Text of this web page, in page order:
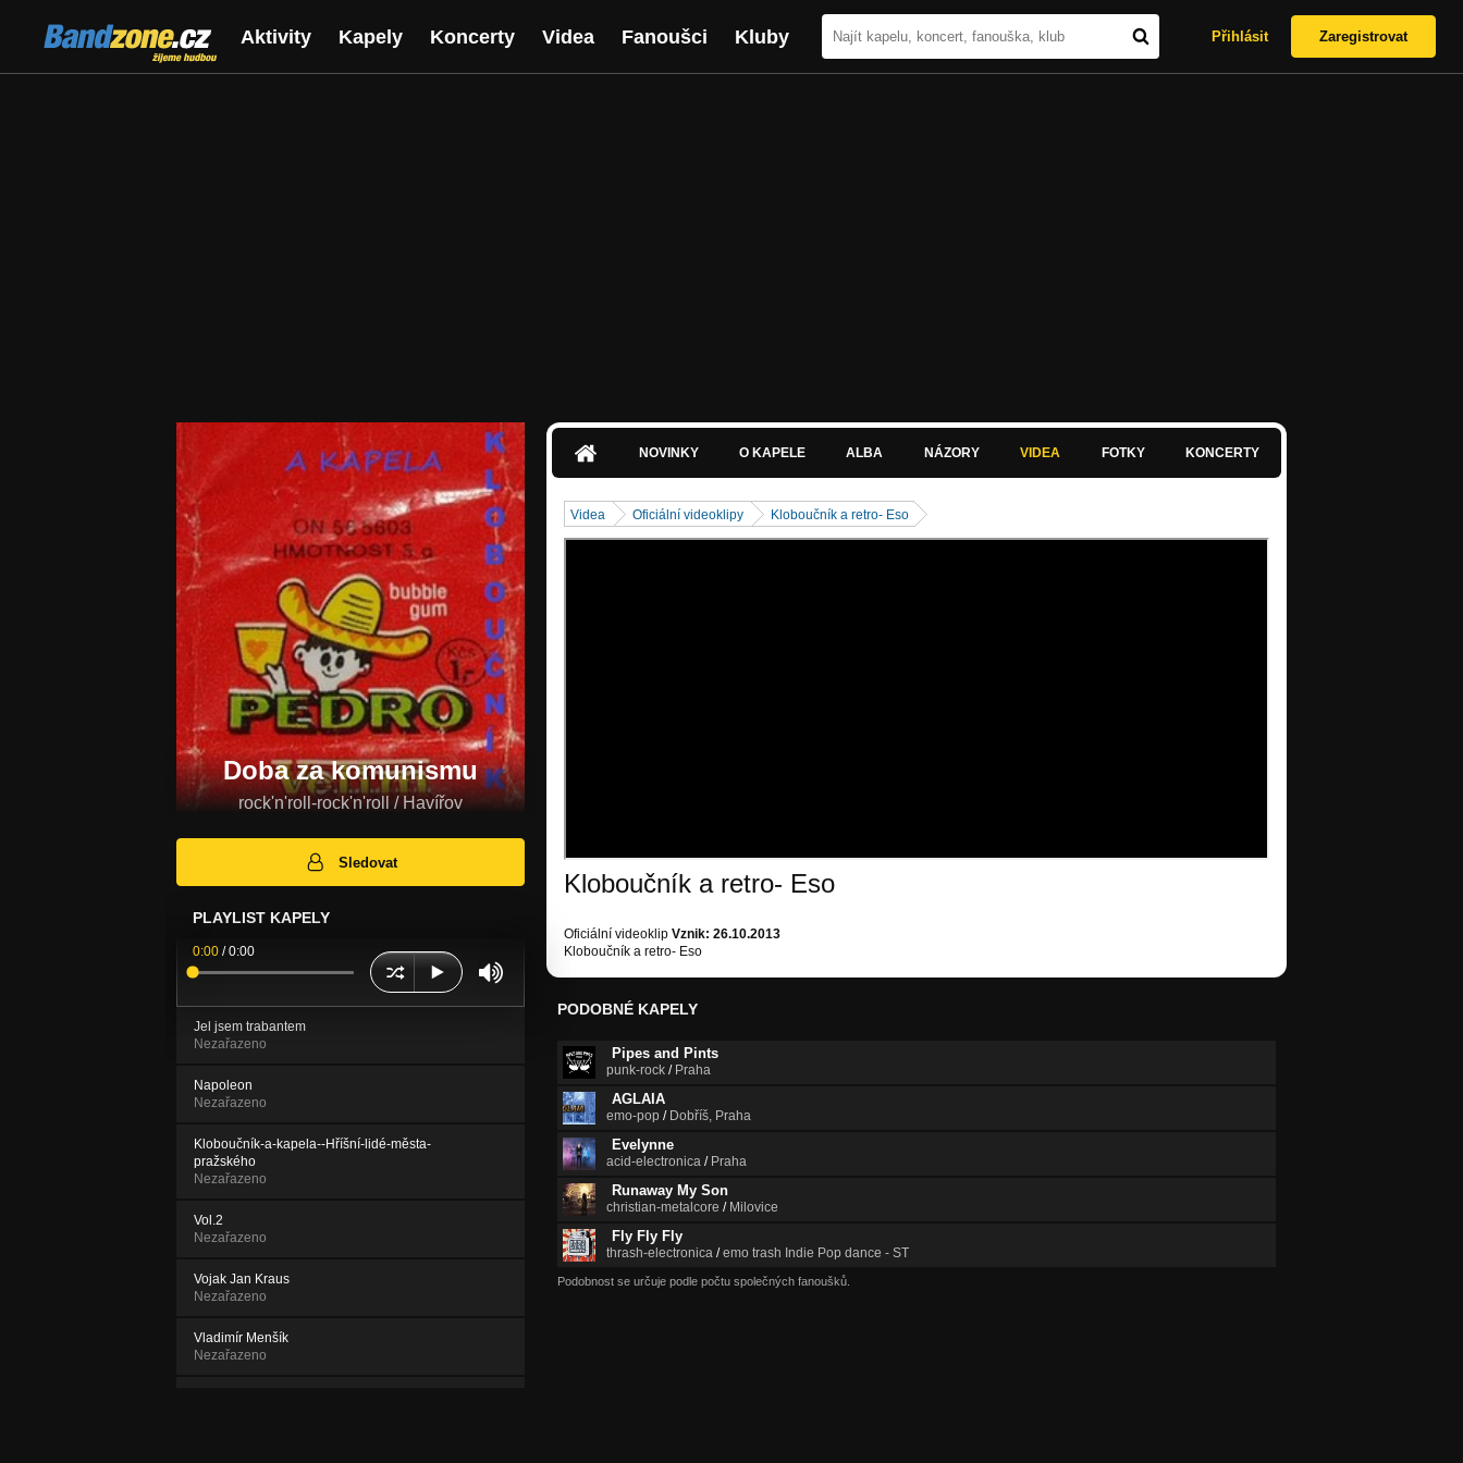
Bandzone.cz
žijeme hudbou
Aktivity Kapely Koncerty Videa Fanoušci Kluby Přihlásit Zaregistrovat
Doba za komunismu
rock'n'roll-rock'n'roll / Havířov
Sledovat
PLAYLIST KAPELY
0:00 /0:00
Jel jsem trabantem
Nezařazeno
Napoleon
Nezařazeno
Kloboučník-a-kapela--Hříšní-lidé-města-
pražského
Nezařazeno
Vol.2
Nezařazeno
Vojak Jan Kraus
Nezařazeno
Vladimír Menšík
Nezařazeno
NOVINKY O KAPELE ALBA NÁZORY VIDEA FOTKY KONCERTY
Videa Oficiální videoklipy Kloboučník a retro- Eso
Kloboučník a retro- Eso
Oficiální videoklip Vznik: 26.10.2013
Kloboučník a retro- Eso
PODOBNÉ KAPELY
Pipes and Pints
punk-rock / Praha
AGLAIA
emo-pop / Dobříš, Praha
Evelynne
acid-electronica / Praha
Runaway My Son
christian-metalcore / Milovice
Fly Fly Fly
thrash-electronica /emo trash Indie Pop dance - ST
Podobnost se určuje podle počtu společných fanoušků.